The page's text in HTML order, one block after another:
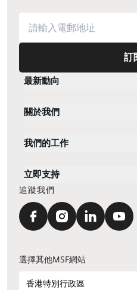
訂
最新動向
關於我們
我們的工作
立即支持
追蹤我們
選擇其他MSF網站
香港特別行政區